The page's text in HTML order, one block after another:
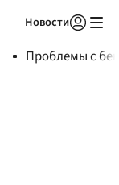
Новости
Проблемы с